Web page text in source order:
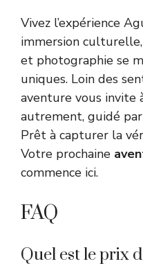
Vivez l’expérience
immersion
et photographie se
uniques. Loin des
aventure vous invite
autrement, guidé
Prêt à capturer la
Votre prochaine
commence ici.
FAQ
Quel est le prix